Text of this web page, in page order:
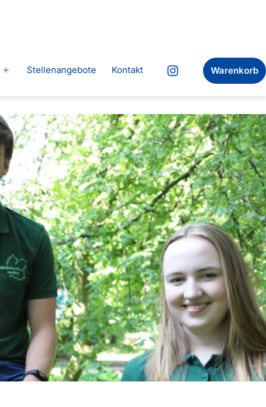
Menü
Stellenangebote
Kontakt
Instagram
Warenkorb